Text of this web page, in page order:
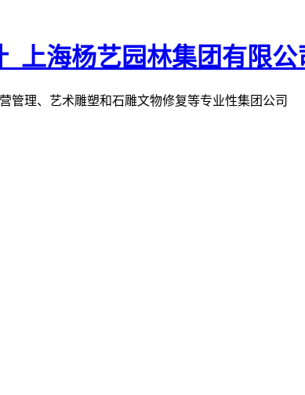
管理、艺术雕塑和石雕文物修复等专业性集团公司